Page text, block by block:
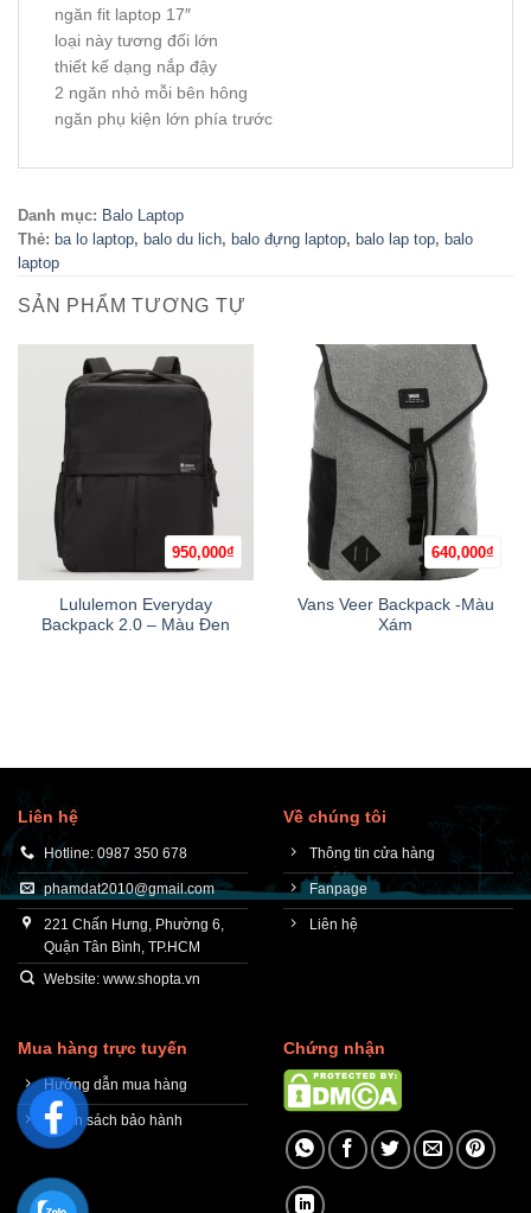
ngăn fit laptop 17″
loại này tương đối lớn
thiết kế dạng nắp đậy
2 ngăn nhỏ mỗi bên hông
ngăn phụ kiện lớn phía trước
Danh mục: Balo Laptop
Thẻ: ba lo laptop, balo du lich, balo đựng laptop, balo lap top, balo
laptop
SẢN PHẨM TƯƠNG TỰ
950,000₫
Lululemon Everyday
Backpack 2.0 – Màu Đen
640,000₫
Vans Veer Backpack -Màu
Xám
Liên hệ
Hotline: 0987 350 678
phamdat2010@gmail.com
221 Chấn Hưng, Phường 6,
Quận Tân Bình, TP.HCM
Website: www.shopta.vn
Về chúng tôi
Thông tin cửa hàng
Fanpage
Liên hệ
Mua hàng trực tuyến
Hướng dẫn mua hàng
Chính sách bảo hành
Chứng nhận